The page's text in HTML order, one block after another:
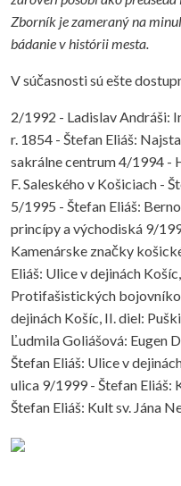
Zborník je zameraný na
bádanie v histórii mesta.
V súčasnosti sú ešte
2/1992 - Ladislav Andráši:
r. 1854 - Štefan Eliáš:
sakrálne centrum 4/1994 -
F. Saleského v Košiciach -
5/1995 - Štefan Eliáš:
princípy a východiská 9/
Kamenárske značky
Eliáš: Ulice v dejinách
Protifašistických
dejinách Košíc, II. diel:
Ľudmila Goliášová: Eugen
Štefan Eliáš: Ulice v
ulica 9/1999 - Štefan Eliáš:
Štefan Eliáš: Kult sv. Jána